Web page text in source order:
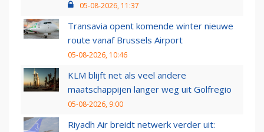
05-08-2026, 11:37
Transavia opent komende winter nieuwe
route vanaf Brussels Airport
05-08-2026, 10:46
KLM blijft net als veel andere
maatschappijen langer weg uit Golfregio
05-08-2026, 9:00
Riyadh Air breidt netwerk verder uit: